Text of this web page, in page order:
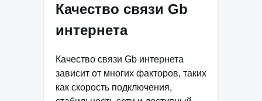
Качество связи Gb
интернета
Качество связи Gb интернета
зависит от многих факторов, таких
как скорость подключения,